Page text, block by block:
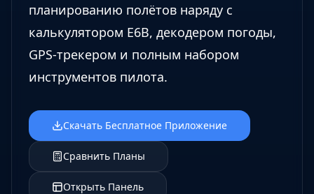
планированию полётов наряду с
калькулятором E6B, декодером погоды,
GPS-трекером и полным набором
инструментов пилота.
Скачать Бесплатное Приложение
Сравнить Планы
Открыть Панель